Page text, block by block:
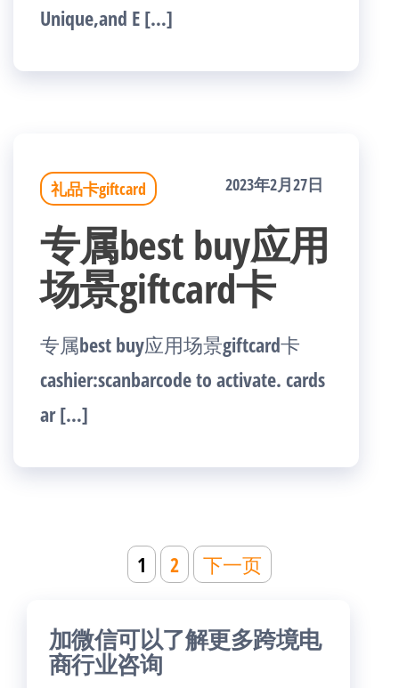
Unique,and E […]
礼品卡giftcard 2023年2月27日
专属best buy应用
场景giftcard卡
专属best buy应用场景giftcard卡
cashier:scanbarcode to activate. cards
ar […]
页
1 2 下一页
加微信可以了解更多跨境电
商行业咨询